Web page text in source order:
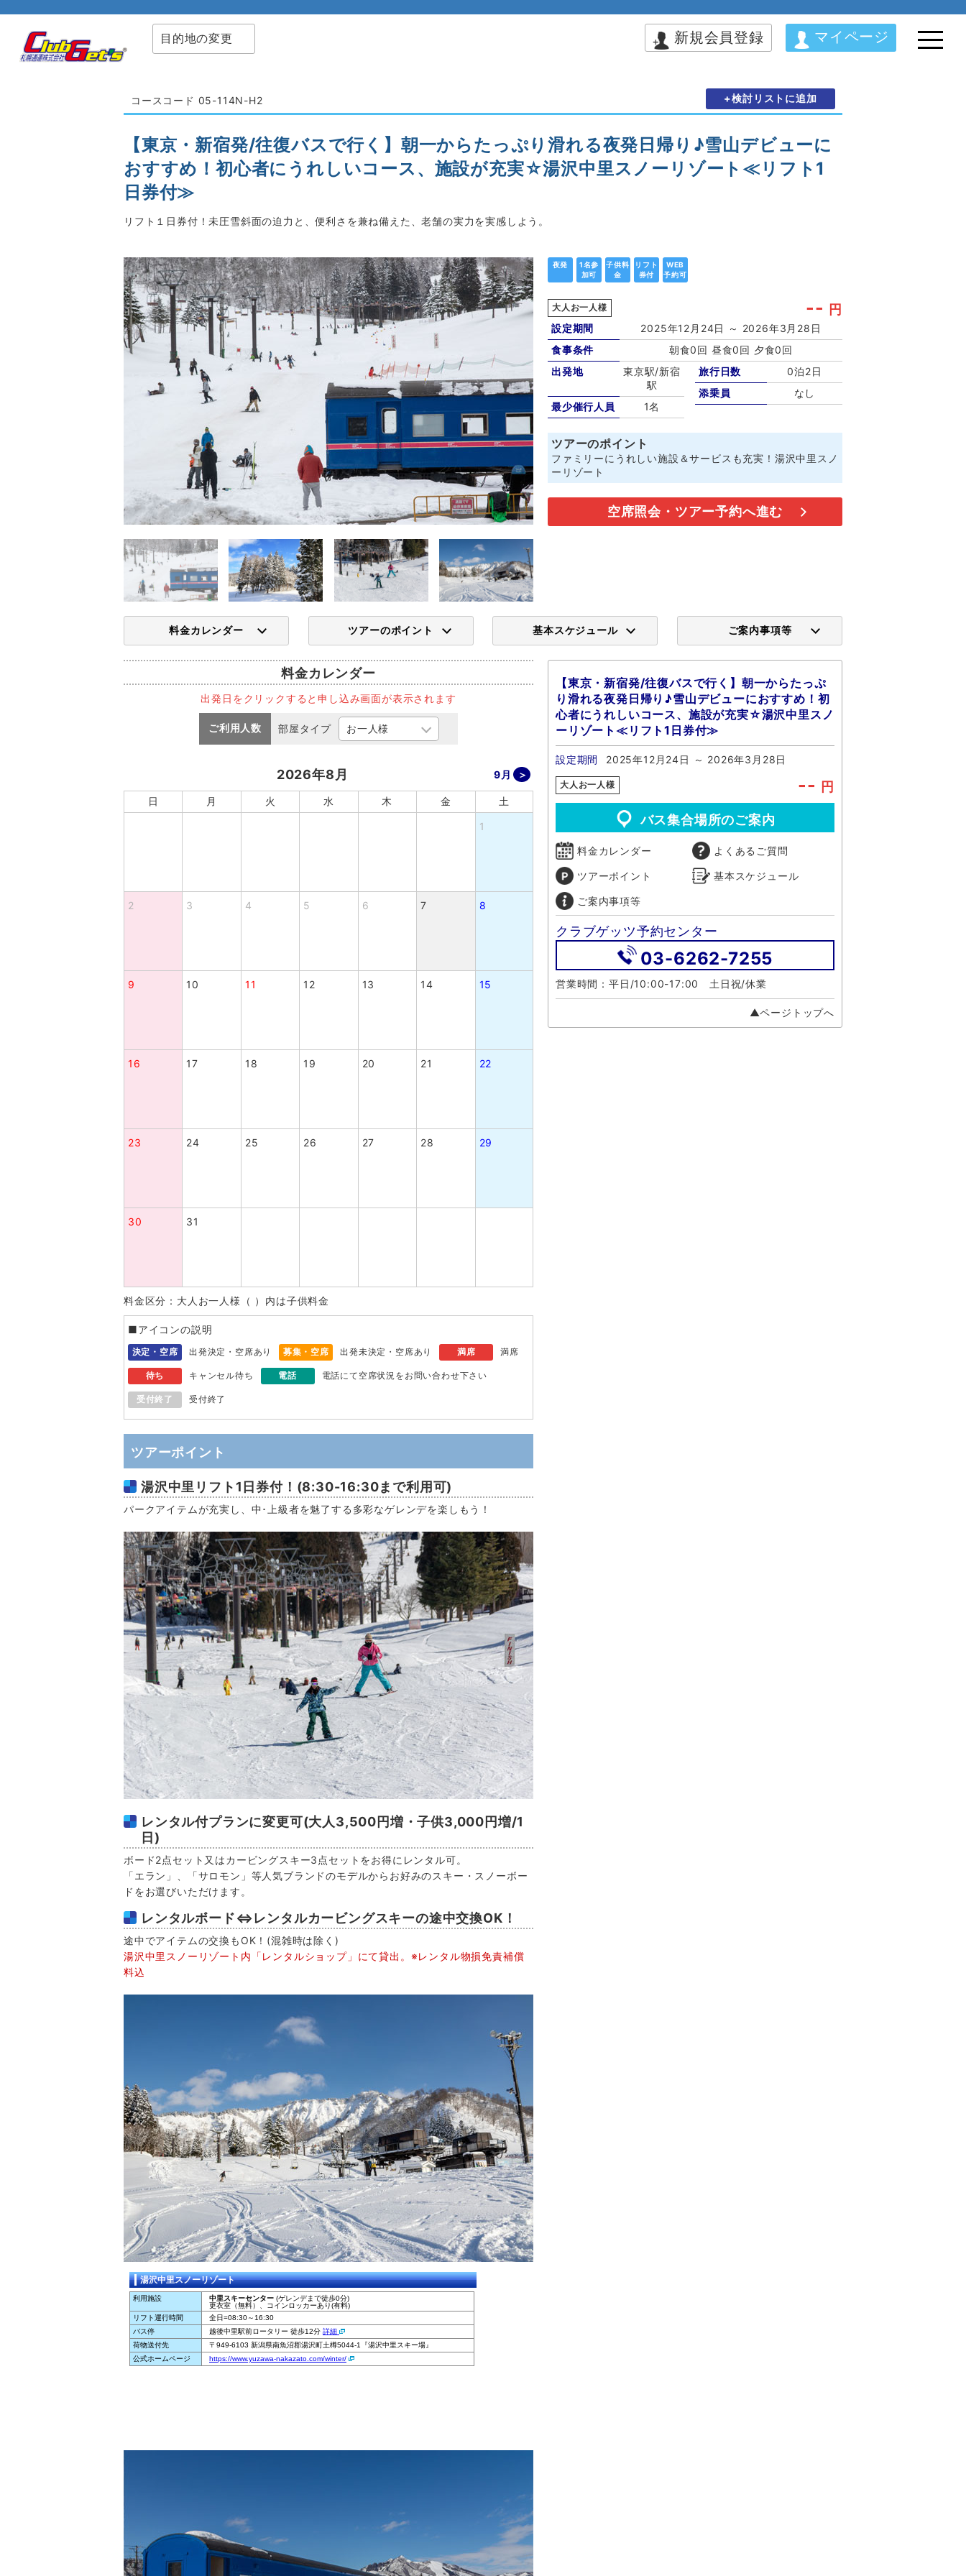
目的地の変更 新規会員登録 マイページ
コースコード 05-114N-H2 +検討リストに追加
【東京・新宿発/往復バスで行く】朝一からたっぷり滑れる夜発日帰り♪雪山デビューに
おすすめ！初心者にうれしいコース、施設が充実☆湯沢中里スノーリゾート≪リフト1
日券付≫
リフト１日券付！未圧雪斜面の迫力と、便利さを兼ね備えた、老舗の実力を実感しよう。
夜発
1名参
加可
子供料
金
リフト
券付
WEB
予約可
大人お一人様 -- 円
設定期間
2025年12月24日 ～ 2026年3月28日
食事条件
朝食0回 昼食0回 夕食0回
出発地
東京駅/新宿
駅
最少催行人員
1名
旅行日数
0泊2日
添乗員
なし
ツアーのポイント
ファミリーにうれしい施設＆サービスも充実！湯沢中里スノ
ーリゾート
空席照会・ツアー予約へ進む
料金カレンダー ツアーのポイント 基本スケジュール ご案内事項等
料金カレンダー
出発日をクリックすると申し込み画面が表示されます
ご利用人数 部屋タイプ
2026年8月 9月
日 月 火 水 木 金 土
1
2 3 4 5 6 7 8
9 10 11 12 13 14 15
16 17 18 19 20 21 22
23 24 25 26 27 28 29
30 31
料金区分：大人お一人様（ ）内は子供料金
■アイコンの説明
決定・空席 出発決定・空席あり 募集・空席 出発未決定・空席あり 満席 満席
待ち キャンセル待ち 電話 電話にて空席状況をお問い合わせ下さい
受付終了 受付終了
ツアーポイント
湯沢中里リフト1日券付！(8:30-16:30まで利用可)
パークアイテムが充実し、中･上級者を魅了する多彩なゲレンデを楽しもう！
レンタル付プランに変更可(大人3,500円増・子供3,000円増/1
日)
ボード2点セット又はカービングスキー3点セットをお得にレンタル可。
「エラン」、「サロモン」等人気ブランドのモデルからお好みのスキー・スノーボー
ドをお選びいただけます。
レンタルボード⇔レンタルカービングスキーの途中交換OK！
途中でアイテムの交換もOK！(混雑時は除く)
湯沢中里スノーリゾート内「レンタルショップ」にて貸出。※レンタル物損免責補償
料込
【東京・新宿発/往復バスで行く】朝一からたっぷ
り滑れる夜発日帰り♪雪山デビューにおすすめ！初
心者にうれしいコース、施設が充実☆湯沢中里スノ
ーリゾート≪リフト1日券付≫
設定期間 2025年12月24日 ～ 2026年3月28日
大人お一人様 -- 円
バス集合場所のご案内
料金カレンダー よくあるご質問
ツアーポイント 基本スケジュール
ご案内事項等
クラブゲッツ予約センター
03-6262-7255
営業時間：平日/10:00-17:00 土日祝/休業
▲ページトップへ